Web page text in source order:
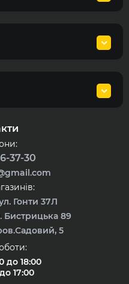
37-30
Гонти 37Л
Бистрицька 89
5
до 18:00
17:00